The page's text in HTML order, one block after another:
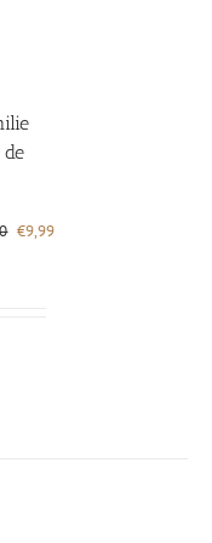
Oorspronkelijke
€9,99Huidige